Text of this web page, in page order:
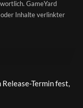
GameYard
Inhalte verlinkter
Termin fest,